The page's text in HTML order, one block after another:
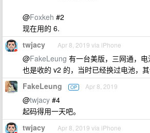
@Foxkeh #2
现在用的 6.
twjacy Apr 8, 2019 via iPhone
@FakeLeung 有一台美版，三网通，
也是收的 v2 的，当时已经换过电池，其
FakeLeung OP Apr 8, 2019
@twjacy #4
起码得用一天吧。
twjacy Apr 8, 2019 via iPhone